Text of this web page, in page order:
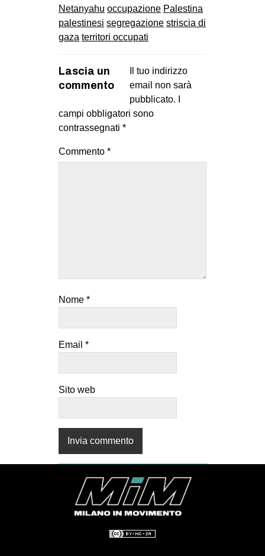
Netanyahu occupazione Palestina
palestinesi segregazione striscia di
gaza territori occupati
Lascia un
commento
Il tuo indirizzo
email non sarà
pubblicato.
campi obbligatori sono
contrassegnati *
Commento *
Nome *
Email *
Sito web